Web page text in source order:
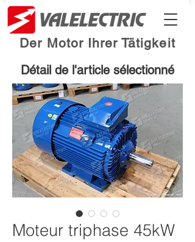
Der Motor Ihrer Tätigkeit
Détail de l'article sélectionné
Moteur triphase 45kW